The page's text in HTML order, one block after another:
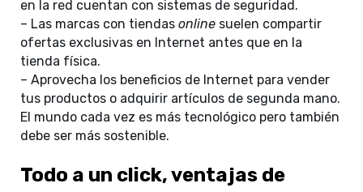
en la red cuentan con sistemas de seguridad.
– Las marcas con tiendas online suelen compartir
ofertas exclusivas en Internet antes que en la
tienda física.
– Aprovecha los beneficios de Internet para vender
tus productos o adquirir artículos de segunda mano.
El mundo cada vez es más tecnológico pero también
debe ser más sostenible.
Todo a un click, ventajas de